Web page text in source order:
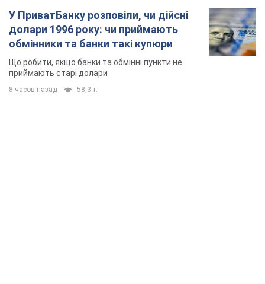
У ПриватБанку розповіли, чи дійсні
долари 1996 року: чи приймають
обмінники та банки такі купюри
Що робити, якщо банки та обмінні пункти не
приймають старі долари
8 часов назад 58,3 т.